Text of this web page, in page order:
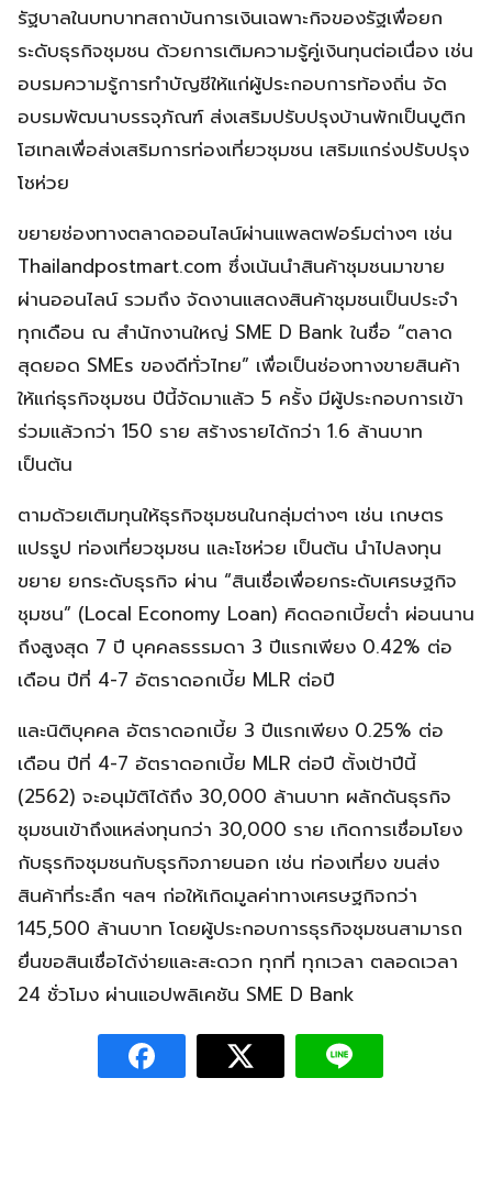
รัฐบาลในบทบาทสถาบันการเงินเฉพาะกิจของรัฐเพื่อยก
ระดับธุรกิจชุมชน ด้วยการเติมความรู้คู่เงินทุนต่อเนื่อง เช่น
อบรมความรู้การทำบัญชีให้แก่ผู้ประกอบการท้องถิ่น จัด
อบรมพัฒนาบรรจุภัณฑ์ ส่งเสริมปรับปรุงบ้านพักเป็นบูติก
โฮเทลเพื่อส่งเสริมการท่องเที่ยวชุมชน เสริมแกร่งปรับปรุง
โชห่วย
ขยายช่องทางตลาดออนไลน์ผ่านแพลตฟอร์มต่างๆ เช่น
Thailandpostmart.com ซึ่งเน้นนำสินค้าชุมชนมาขาย
ผ่านออนไลน์ รวมถึง จัดงานแสดงสินค้าชุมชนเป็นประจำ
ทุกเดือน ณ สำนักงานใหญ่ SME D Bank ในชื่อ “ตลาด
สุดยอด SMEs ของดีทั่วไทย” เพื่อเป็นช่องทางขายสินค้า
ให้แก่ธุรกิจชุมชน ปีนี้จัดมาแล้ว 5 ครั้ง มีผู้ประกอบการเข้า
ร่วมแล้วกว่า 150 ราย สร้างรายได้กว่า 1.6 ล้านบาท
เป็นต้น
ตามด้วยเติมทุนให้ธุรกิจชุมชนในกลุ่มต่างๆ เช่น เกษตร
แปรรูป ท่องเที่ยวชุมชน และโชห่วย เป็นต้น นำไปลงทุน
ขยาย ยกระดับธุรกิจ ผ่าน “สินเชื่อเพื่อยกระดับเศรษฐกิจ
ชุมชน” (Local Economy Loan) คิดดอกเบี้ยต่ำ ผ่อนนาน
ถึงสูงสุด 7 ปี บุคคลธรรมดา 3 ปีแรกเพียง 0.42% ต่อ
เดือน ปีที่ 4-7 อัตราดอกเบี้ย MLR ต่อปี
และนิติบุคคล อัตราดอกเบี้ย 3 ปีแรกเพียง 0.25% ต่อ
เดือน ปีที่ 4-7 อัตราดอกเบี้ย MLR ต่อปี ตั้งเป้าปีนี้
(2562) จะอนุมัติได้ถึง 30,000 ล้านบาท ผลักดันธุรกิจ
ชุมชนเข้าถึงแหล่งทุนกว่า 30,000 ราย เกิดการเชื่อมโยง
กับธุรกิจชุมชนกับธุรกิจภายนอก เช่น ท่องเที่ยง ขนส่ง
สินค้าที่ระลึก ฯลฯ ก่อให้เกิดมูลค่าทางเศรษฐกิจกว่า
145,500 ล้านบาท โดยผู้ประกอบการธุรกิจชุมชนสามารถ
ยื่นขอสินเชื่อได้ง่ายและสะดวก ทุกที่ ทุกเวลา ตลอดเวลา
24 ชั่วโมง ผ่านแอปพลิเคชัน SME D Bank